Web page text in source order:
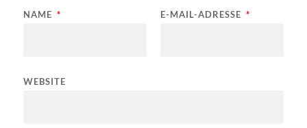
NAME * E-MAIL-ADRESSE *
WEBSITE